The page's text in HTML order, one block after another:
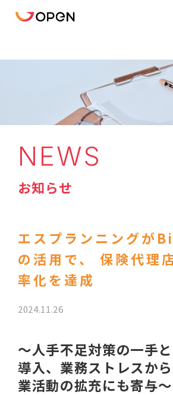
NEWS
お知らせ
エスプランニングが
の活用で、 保険代理
率化を達成
2024.11.26
～人手不足対策の一手
導入、業務ストレスか
業活動の拡充にも寄与～